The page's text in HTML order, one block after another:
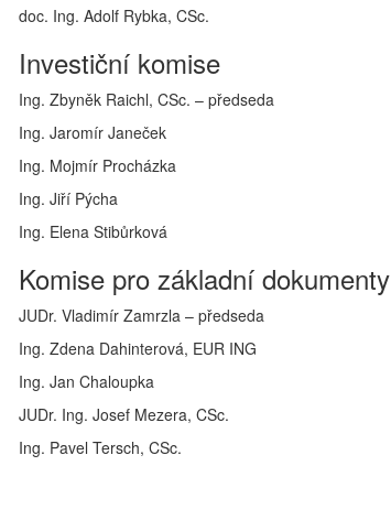
doc. Ing. Adolf Rybka, CSc.
Investiční komise
Ing. Zbyněk Raichl, CSc. – předseda
Ing. Jaromír Janeček
Ing. Mojmír Procházka
Ing. Jiří Pýcha
Ing. Elena Stibůrková
Komise pro základní dokumenty
JUDr. Vladimír Zamrzla – předseda
Ing. Zdena Dahinterová, EUR ING
Ing. Jan Chaloupka
JUDr. Ing. Josef Mezera, CSc.
Ing. Pavel Tersch, CSc.